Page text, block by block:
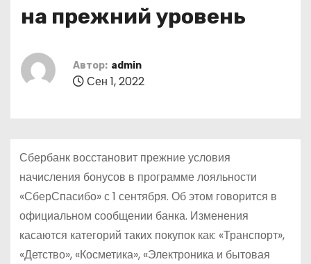
на прежний уровень
Автор: admin
Сен 1, 2022
Сбербанк восстановит прежние условия
начисления бонусов в программе лояльности
«СберСпасибо» с 1 сентября. Об этом говорится в
официальном сообщении банка. Изменения
касаются категорий таких покупок как: «Транспорт»,
«Детство», «Косметика», «Электроника и бытовая